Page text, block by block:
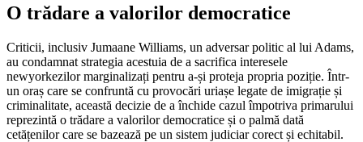
O trădare a valorilor democratice
Criticii, inclusiv Jumaane Williams, un adversar politic al lui Adams,
au condamnat strategia acestuia de a sacrifica interesele
newyorkezilor marginalizați pentru a-și proteja propria poziție. Într-
un oraș care se confruntă cu provocări uriașe legate de imigrație și
criminalitate, această decizie de a închide cazul împotriva primarului
reprezintă o trădare a valorilor democratice și o palmă dată
cetățenilor care se bazează pe un sistem judiciar corect și echitabil.